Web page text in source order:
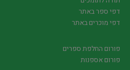
דפי ספר באתר
דפי מוכרים באתר
פורום החלפת ספרים
פורום אספנות